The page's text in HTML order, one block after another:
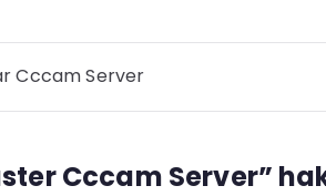
Cccam Server
Cccam Server”